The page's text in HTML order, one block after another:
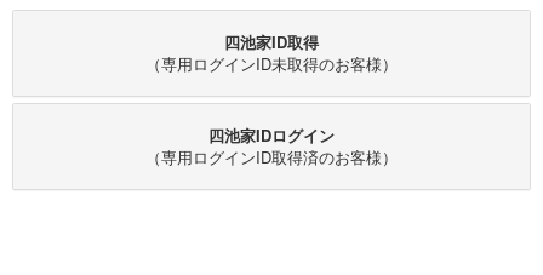
四池家ID取得
（専用ログインID未取得のお客様）
四池家IDログイン
（専用ログインID取得済のお客様）